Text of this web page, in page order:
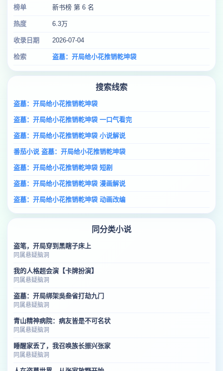
榜单 新书榜 第 6 名
热度 6.3万
收录日期 2026-07-04
检索 盗墓：开局给小花推销乾坤袋
搜索线索
盗墓：开局给小花推销乾坤袋
盗墓：开局给小花推销乾坤袋 一口气看完
盗墓：开局给小花推销乾坤袋 小说解说
番茄小说 盗墓：开局给小花推销乾坤袋
盗墓：开局给小花推销乾坤袋 短剧
盗墓：开局给小花推销乾坤袋 漫画解说
盗墓：开局给小花推销乾坤袋 动画改编
同分类小说
盗笔，开局穿到黑瞎子床上
同属悬疑脑洞
我的人格超会演【卡牌扮演】
同属悬疑脑洞
盗墓：开局绑架吳叁省打劫九门
同属悬疑脑洞
青山精神病院：病友皆是不可名状
同属悬疑脑洞
睡醒家丢了，我召唤族长振兴张家
同属悬疑脑洞